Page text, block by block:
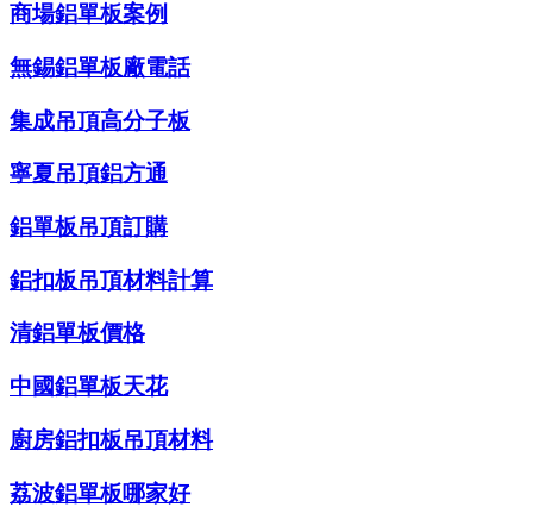
商場鋁單板案例
無錫鋁單板廠電話
集成吊頂高分子板
寧夏吊頂鋁方通
鋁單板吊頂訂購
鋁扣板吊頂材料計算
清鋁單板價格
中國鋁單板天花
廚房鋁扣板吊頂材料
荔波鋁單板哪家好